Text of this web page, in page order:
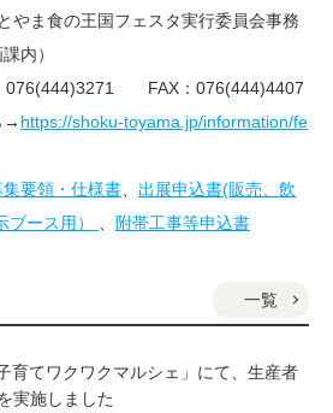
やま食の王国フェスタ実行委員会事務
内）
076(444)3271 FAX：076(444)4407
→ https://shoku-toyama.jp/information/fe
要領・仕様書
出展申込書(販売、飲
ブース用） 附帯工事等申込書
一覧
育てワクワクマルシェ」にて、生産者
実施しました